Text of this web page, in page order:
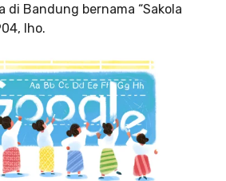
di Bandung bernama “Sakola
lho.